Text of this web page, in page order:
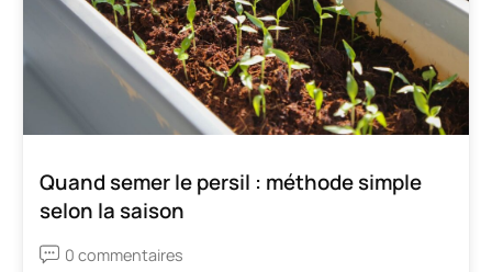
Quand semer le persil : méthode simple
selon la saison
0 commentaires